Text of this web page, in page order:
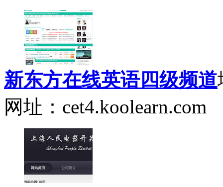
新东方在线英语四级频道
网址：cet4.koolearn.com